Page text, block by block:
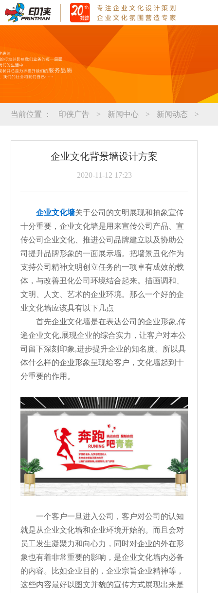
当前位置 ： 印侠广告 > 新闻中心 > 新闻动态 >
企业文化背景墙设计方案
2020-11-12 17:23
企业文化墙关于公司的文明展现和抽象宣传
十分重要，企业文化墙是用来宣传公司产品、宣
传公司企业文化、推进公司品牌建立以及协助公
司提升品牌形象的一面展示墙。把墙景丑化作为
支持公司精神文明创立任务的一项卓有成效的载
体，与改善丑化公司环境结合起来。描画调和、
文明、人文、艺术的企业环境。那么一个好的企
业文化墙应该具有以下几点
首先企业文化墙是在表达公司的企业形象,传
递企业文化,展现企业的综合实力，让客户对本公
司留下深刻印象,进步提升企业的知名度。所以具
体什么样的企业形象呈现给客户，文化墙起到十
分重要的作用。
一个客户一旦进入公司，客户对公司的认知
就是从企业文化墙和企业环境开始的。而且会对
员工发生凝聚力和向心力，同时对企业的外在形
象也有着非常重要的影响，是企业文化墙内必备
的内容。比如企业目的，企业宗旨企业精神等，
这些内容最好以图文并貌的宣传方式展现出来是